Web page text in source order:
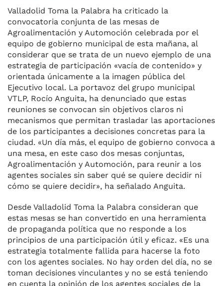
Valladolid Toma la Palabra ha criticado la
convocatoria conjunta de las mesas de
Agroalimentación y Automoción celebrada por el
equipo de gobierno municipal de esta mañana, al
considerar que se trata de un nuevo ejemplo de una
estrategia de participación «vacía de contenido» y
orientada únicamente a la imagen pública del
Ejecutivo local. La portavoz del grupo municipal
VTLP, Rocío Anguita, ha denunciado que estas
reuniones se convocan sin objetivos claros ni
mecanismos que permitan trasladar las aportaciones
de los participantes a decisiones concretas para la
ciudad. «Un día más, el equipo de gobierno convoca a
una mesa, en este caso dos mesas conjuntas,
Agroalimentación y Automoción, para reunir a los
agentes sociales sin saber qué se quiere decidir ni
cómo se quiere decidir», ha señalado Anguita.
Desde Valladolid Toma la Palabra consideran que
estas mesas se han convertido en una herramienta
de propaganda política que no responde a los
principios de una participación útil y eficaz. «Es una
estrategia totalmente fallida para hacerse la foto
con los agentes sociales. No hay orden del día, no se
toman decisiones vinculantes y no se está teniendo
en cuenta la opinión de los agentes sociales de la